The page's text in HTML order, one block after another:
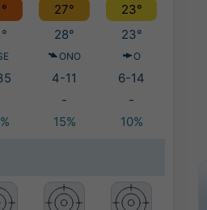
27°
23°
28° 23°
ONO O
4-11
6-14
-
-
15% 10%